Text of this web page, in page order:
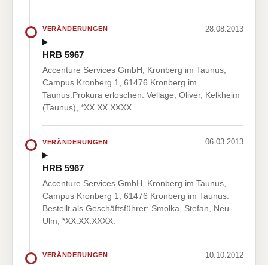
VERÄNDERUNGEN 28.08.2013
HRB 5967
Accenture Services GmbH, Kronberg im Taunus,
Campus Kronberg 1, 61476 Kronberg im
Taunus.Prokura erloschen: Vellage, Oliver, Kelkheim
(Taunus), *XX.XX.XXXX.
VERÄNDERUNGEN 06.03.2013
HRB 5967
Accenture Services GmbH, Kronberg im Taunus,
Campus Kronberg 1, 61476 Kronberg im Taunus.
Bestellt als Geschäftsführer: Smolka, Stefan, Neu-
Ulm, *XX.XX.XXXX.
VERÄNDERUNGEN 10.10.2012